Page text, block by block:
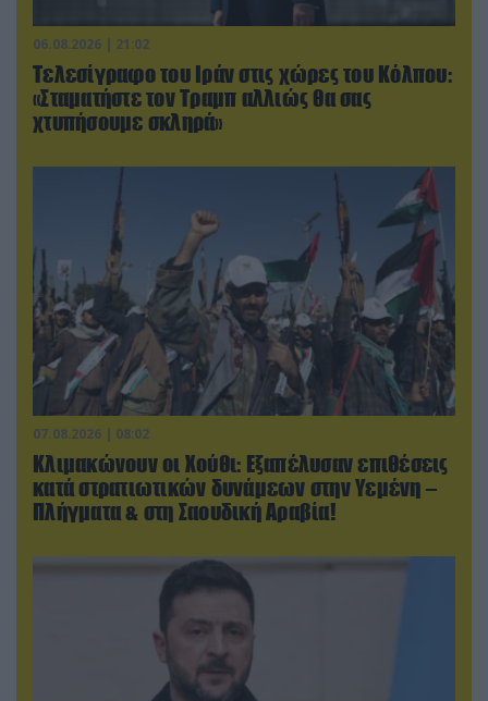
06.08.2026 | 21:02
Τελεσίγραφο του Ιράν στις χώρες του Κόλπου:
«Σταματήστε τον Τραμπ αλλιώς θα σας
χτυπήσουμε σκληρά»
07.08.2026 | 08:02
Κλιμακώνουν οι Χούθι: Eξαπέλυσαν επιθέσεις
κατά στρατιωτικών δυνάμεων στην Υεμένη –
Πλήγματα & στη Σαουδική Αραβία!